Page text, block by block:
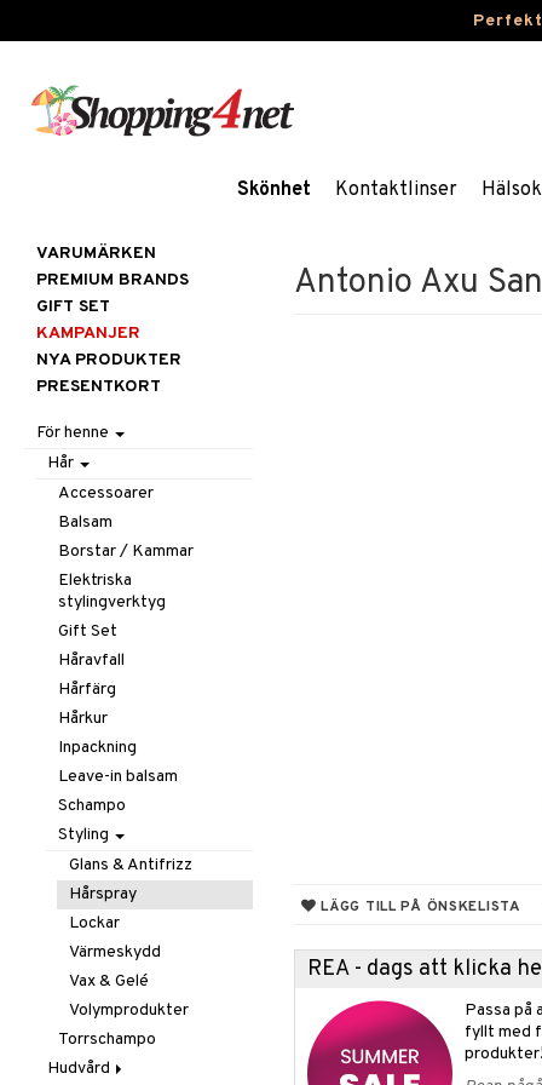
Skönhet Kontaktlinser
Antonio Axu
LÄGG TILL PÅ ÖNSKELISTA
REA - dags att klicka
Passa på
fyllt med
produkter!
VARUMÄRKEN
PREMIUM BRANDS
GIFT SET
KAMPANJER
NYA PRODUKTER
PRESENTKORT
För henne
Hår
Accessoarer
Balsam
Borstar / Kammar
Elektriska
stylingverktyg
Gift Set
Håravfall
Hårfärg
Hårkur
Inpackning
Leave-in balsam
Schampo
Styling
Glans & Antifrizz
Hårspray
Lockar
Värmeskydd
Vax & Gelé
Volymprodukter
Torrschampo
Hudvård